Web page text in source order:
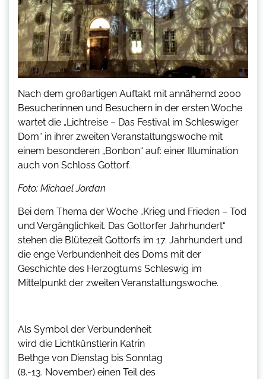
Nach dem großartigen Auftakt mit annähernd 2000
Besucherinnen und Besuchern in der ersten Woche
wartet die „Lichtreise – Das Festival im Schleswiger
Dom“ in ihrer zweiten Veranstaltungswoche mit
einem besonderen „Bonbon“ auf: einer Illumination
auch von Schloss Gottorf.
Foto: Michael Jordan
Bei dem Thema der Woche „Krieg und Frieden – Tod
und Vergänglichkeit. Das Gottorfer Jahrhundert“
stehen die Blütezeit Gottorfs im 17. Jahrhundert und
die enge Verbundenheit des Doms mit der
Geschichte des Herzogtums Schleswig im
Mittelpunkt der zweiten Veranstaltungswoche.
Als Symbol der Verbundenheit
wird die Lichtkünstlerin Katrin
Bethge von Dienstag bis Sonntag
(8.-13. November) einen Teil des